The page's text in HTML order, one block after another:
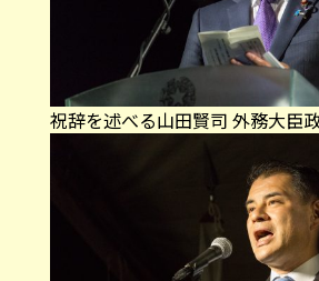
祝辞を述べる山田賢司 外務大臣